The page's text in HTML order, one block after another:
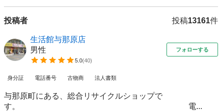
投稿者 投稿13161件
生活館与那原店
男性
5.0(40)
フォローする
身分証 電話番号 古物商 法人書類
与那原町にある、総合リサイクルショップで
す。 電...